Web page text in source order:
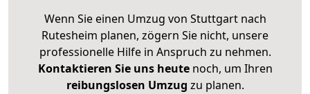
Wenn Sie einen Umzug von Stuttgart nach
Rutesheim planen, zögern Sie nicht, unsere
professionelle Hilfe in Anspruch zu nehmen.
Kontaktieren Sie uns heutenoch, um Ihren
reibungslosen Umzug zu planen.